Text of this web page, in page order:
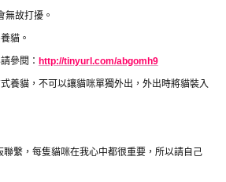
無故打擾。
貓。
參閱： http://tinyurl.com/abgomh9
養貓，不可以讓貓咪單獨外出，外出時將貓裝入
聯繫，每隻貓咪在我心中都很重要，所以請自己